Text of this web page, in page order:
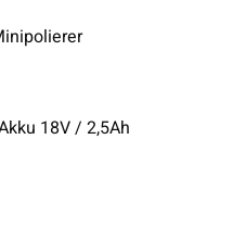
18V / 2,5Ah